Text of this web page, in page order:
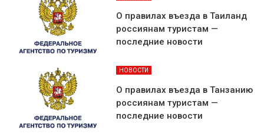
О правилах въезда в Таиланд
россиянам туристам —
последние новости
НОВОСТИ
О правилах въезда в Танзанию
россиянам туристам —
последние новости